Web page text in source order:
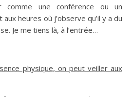
comme une conférence ou un
heures où j’observe qu’il y a du
Je me tiens là, à l’entrée…
physique, on peut veiller aux